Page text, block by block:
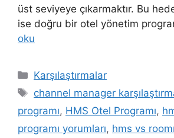
üst seviyeye çıkarmaktır. Bu
ise doğru bir otel yönetim
oku
Kategoriler
Karşılaştırmalar
Etiketler
channel manager
programı, HMS Otel Programı,
programı yorumları, hms vs